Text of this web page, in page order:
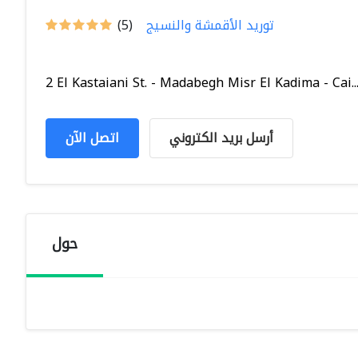
(5) توريد الأقمشة والنسيج
2 El Kastaiani St. - Madabegh Misr El Kadima - Cai...
اتصل الآن أرسل بريد الكتروني
حول